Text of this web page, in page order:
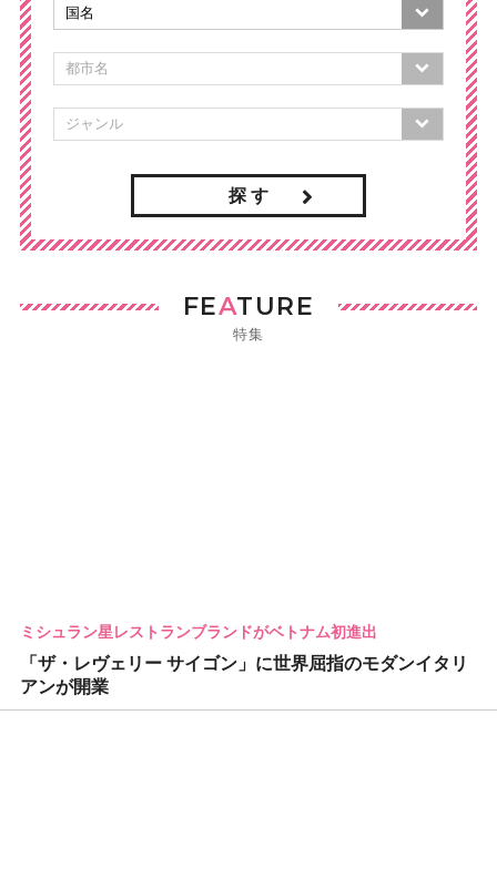
探 す
FEATURE
特集
ミシュラン星レストランブランドがベトナム初進出
「ザ・レヴェリー サイゴン」に世界屈指のモダンイタリ
アンが開業